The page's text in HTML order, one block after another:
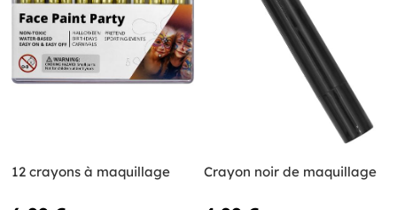
12 crayons à maquillage Crayon noir de maquillage